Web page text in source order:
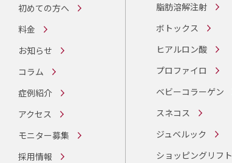
初めての方へ
料金
お知らせ
コラム
症例紹介
アクセス
モニター募集
採用情報
脂肪溶解注射
ボトックス
ヒアルロン酸
プロファイロ
ベビーコラーゲン
スネコス
ジュベルック
ショッピングリフト